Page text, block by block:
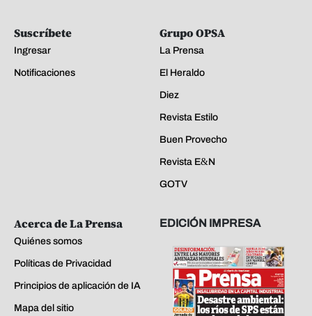
Suscríbete
Ingresar
Notificaciones
Grupo OPSA
La Prensa
El Heraldo
Diez
Revista Estilo
Buen Provecho
Revista E&N
GOTV
Acerca de La Prensa
Quiénes somos
Políticas de Privacidad
Principios de aplicación de IA
Mapa del sitio
EDICIÓN IMPRESA